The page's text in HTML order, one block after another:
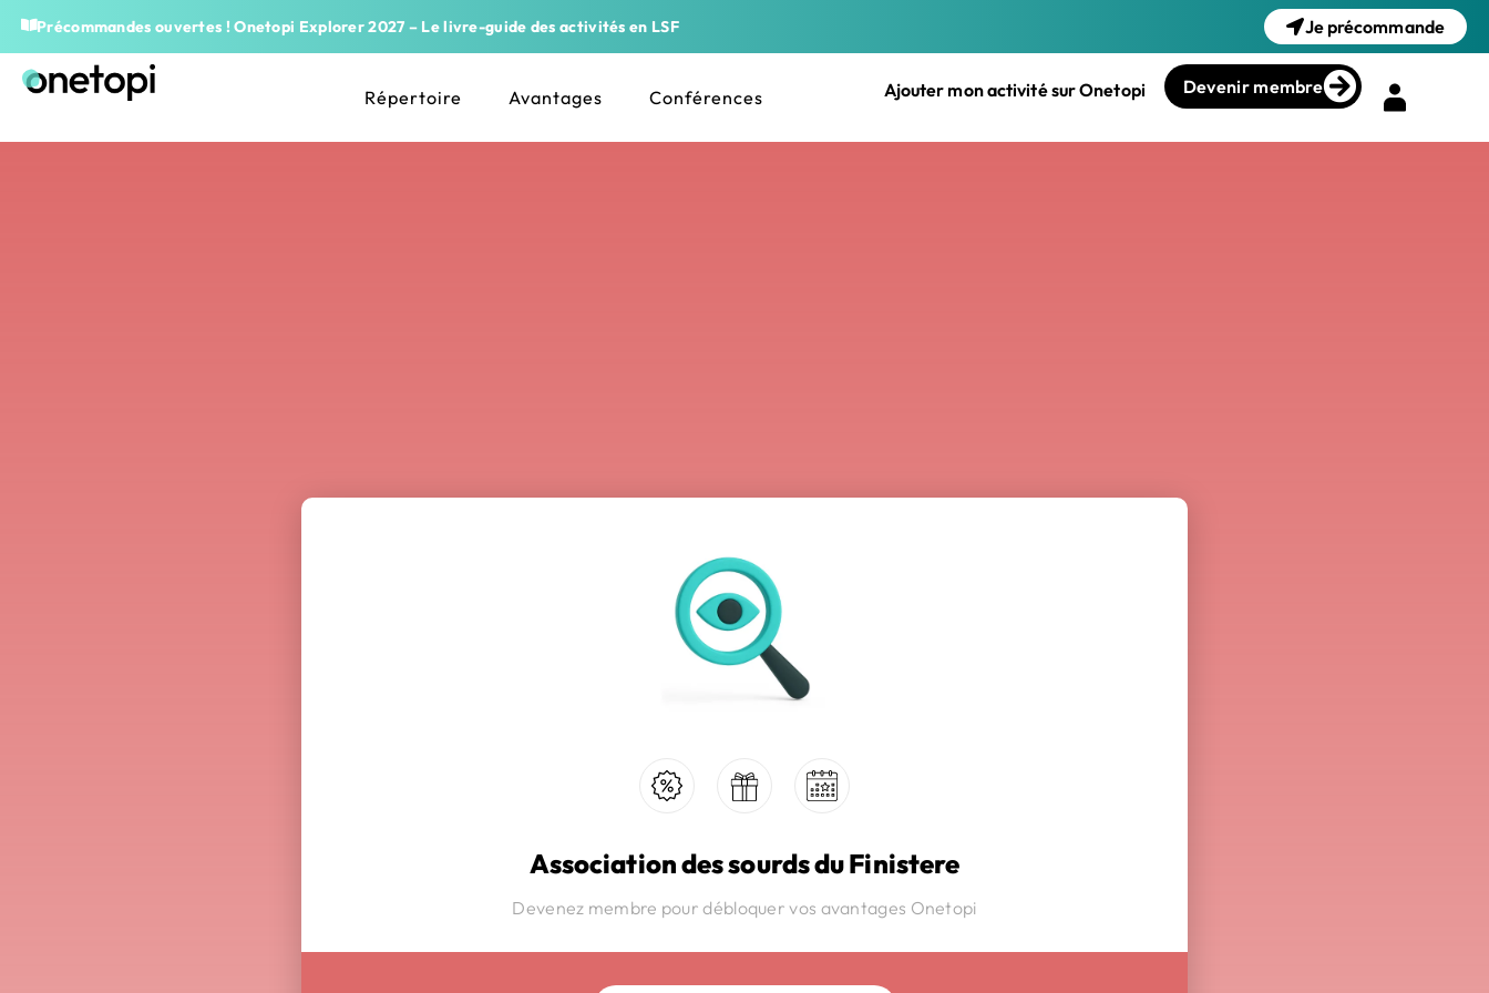
Précommandes ouvertes ! Onetopi Explorer 2027 – Le livre-guide des activités en LSF Je précommande
Répertoire Avantages Conférences Ajouter mon activité sur Onetopi Devenir membre
Association des sourds du Finistere
Devenez membre pour débloquer vos avantages Onetopi